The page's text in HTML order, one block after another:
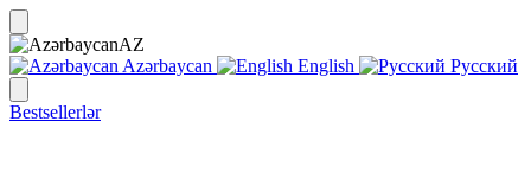
AZ
Azərbaycan
English Русский
Bestsellerlər